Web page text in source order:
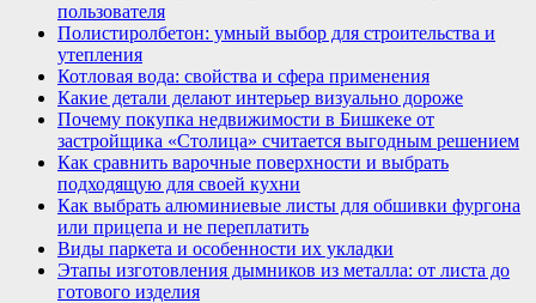
пользователя
Полистиролбетон: умный выбор для строительства и
утепления
Котловая вода: свойства и сфера применения
Какие детали делают интерьер визуально дороже
Почему покупка недвижимости в Бишкеке от
застройщика «Столица» считается выгодным решением
Как сравнить варочные поверхности и выбрать
подходящую для своей кухни
Как выбрать алюминиевые листы для обшивки фургона
или прицепа и не переплатить
Виды паркета и особенности их укладки
Этапы изготовления дымников из металла: от листа до
готового изделия